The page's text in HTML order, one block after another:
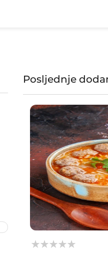
Posljednje


